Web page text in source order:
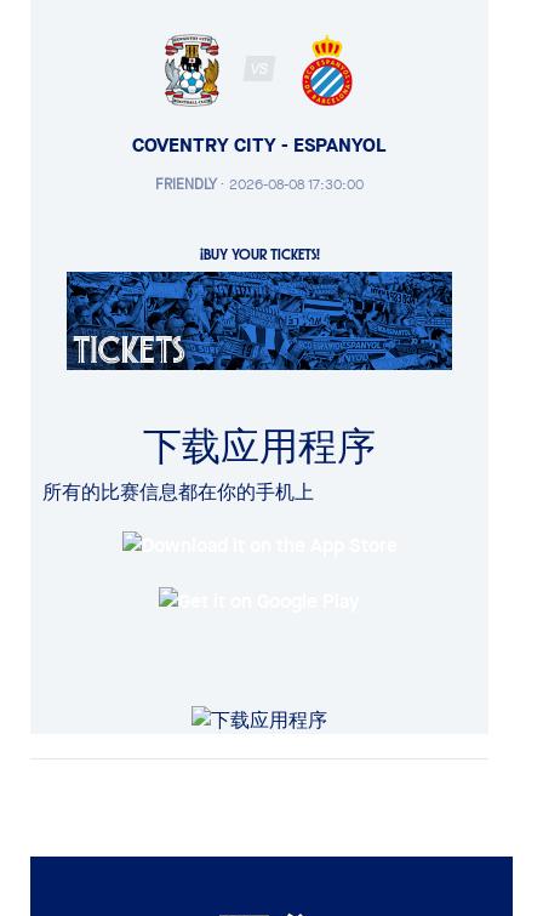
VS
COVENTRY CITY - ESPANYOL
FRIENDLY· 2026-08-08 17:30:00
¡BUY YOUR TICKETS!
下载应用程序
所有的比赛信息都在你的手机上